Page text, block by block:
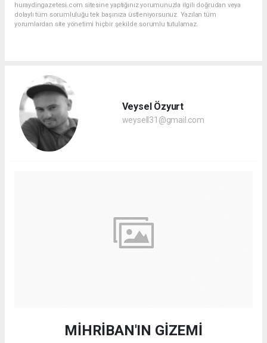
huraydingazetesi.com sitesine yaptığınız yorumunuzla ilgili doğrudan veya
dolaylı tüm sorumluluğu tek başınıza üstleniyorsunuz. Yazılan tüm
yorumlardan site yönetimi hiçbir şekilde sorumlu tutulamaz.
Veysel Özyurt
weysell31@gmail.com
MİHRİBAN'IN GİZEMİ